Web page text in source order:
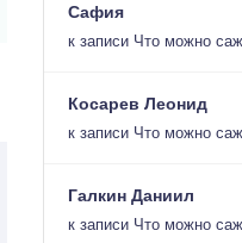
Сафия
к записи Что можно
Косарев Леонид
к записи Что можно
Галкин Даниил
к записи Что можно